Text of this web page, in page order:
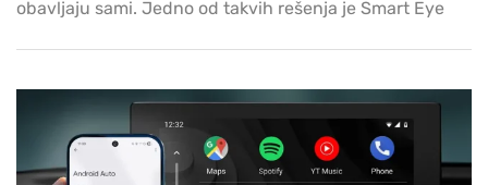
obavljaju sami. Jedno od takvih rešenja je Smart Eye